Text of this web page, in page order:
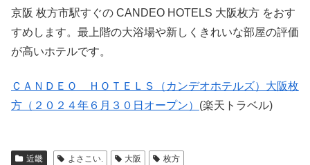
京阪 枚方市駅すぐの CANDEO HOTELS 大阪枚方 をおす
すめします。最上階の大浴場や新しくきれいな部屋の評価
が高いホテルです。
ＣＡＮＤＥＯ ＨＯＴＥＬＳ（カンデオホテルズ）大阪枚
方（２０２４年６月３０日オープン） (楽天トラベル)
近畿 よさこい. 大阪 枚方